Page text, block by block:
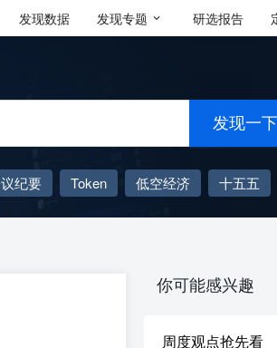
发现数据 发现专题 研选报告
发现一下
纪要 Token 低空经济
十五五
你可能感兴趣
周度观点抢先看